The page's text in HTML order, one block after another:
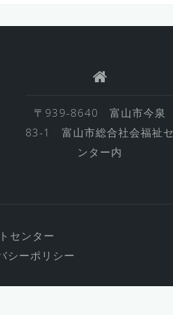
〒939-8640 富山市今泉
83-1 富山市総合社会福祉セ
ンター内
センター
シーポリシー